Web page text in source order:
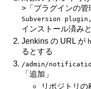
>「プラグインの
Subversion
インストール済み
Jenkins の URL が
るとする
/admin/
「追加」
リポジトリ